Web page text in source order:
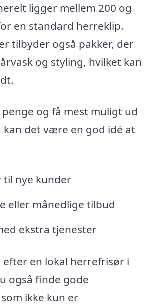
ligger mellem 200 og
en standard herreklip.
tilbyder også pakker, der
og styling, hvilket kan
penge og få mest muligt ud
kan det være en god idé at
til nye kunder
eller månedlige tilbud
ekstra tjenester
efter en lokal herrefrisør i
også finde gode
ikke kun er